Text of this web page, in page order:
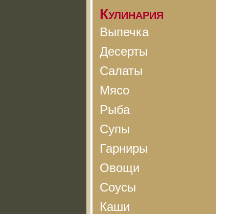
Кулинария
Выпечка
Десерты
Салаты
Мясо
Рыба
Супы
Гарниры
Овощи
Соусы
Каши